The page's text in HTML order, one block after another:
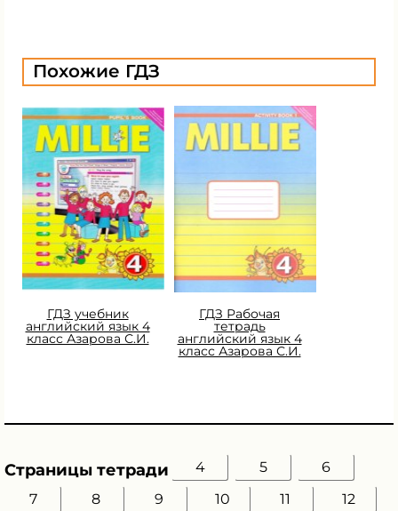
Похожие ГДЗ
ГДЗ учебник
английский язык 4
класс Азарова С.И.
ГДЗ Рабочая
тетрадь
английский язык 4
класс Азарова С.И.
Страницы тетради 4 5
6
7
8 9 10 11 12